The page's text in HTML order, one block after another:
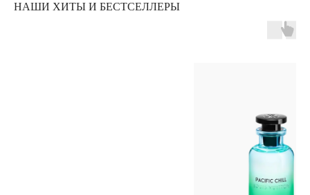
НАШИ ХИТЫ И БЕСТСЕЛЛЕРЫ